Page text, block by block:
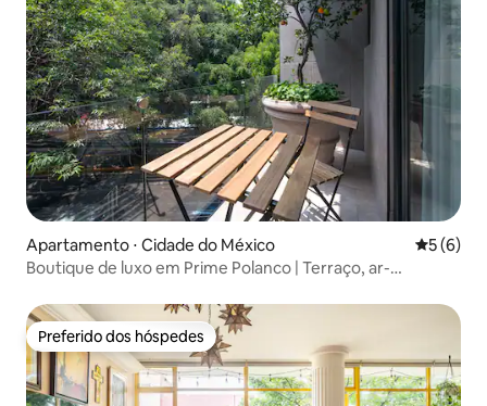
Apartamento ⋅ Cidade do México 5 de
5 (6)
Boutique de luxo em Prime Polanco | Terraço, ar-
Preferido dos hóspedes
Preferido dos hóspedes